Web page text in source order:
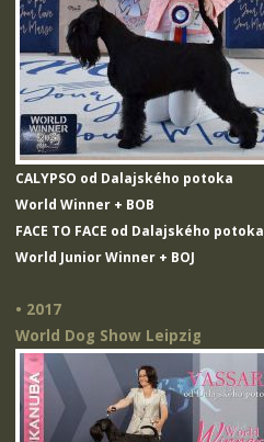
CALYPSO od Dalajského potoka
World Winner + BOB
FACE TO FACE od Dalajského potoka
World Junior Winner + BOJ
• 2017
World Dog Show Leipzig